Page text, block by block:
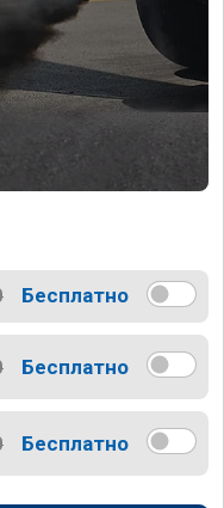
Бесплатно
Бесплатно
Бесплатно